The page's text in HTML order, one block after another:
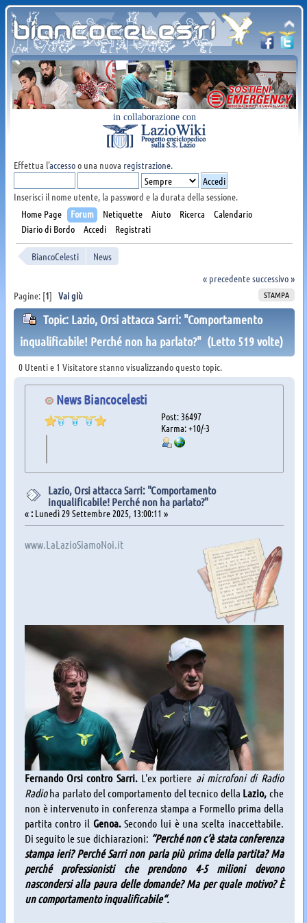
in collaborazione con
Effettua l'accessoo una nuova registrazione.
Inserisci il nome utente, la password e la durata della sessione.
Home Page
Forum Netiquette Aiuto Ricerca
Calendario
Diario di Bordo
Accedi Registrati
BiancoCelesti
News
« precedentesuccessivo »
STAMPA
Pagine: [1] Vai giù
Topic: Lazio, Orsi attacca Sarri: "Comportamento
inqualificabile! Perché non ha parlato?" (Letto 519 volte)
0 Utenti e 1 Visitatore stanno visualizzando questo topic.
News Biancocelesti
Post: 36497
Karma: +10/-3
Lazio, Orsi attacca Sarri: "Comportamento
inqualificabile! Perché non ha parlato?"
«:Lunedì 29 Settembre 2025, 13:00:11 »
www.LaLazioSiamoNoi.it
Fernando Orsi contro Sarri. L'ex portiere ai microfoni di Radio
Radioha parlato del comportamento del tecnico della Lazio, che
non è intervenuto in conferenza stampa a Formello prima della
partita contro il Genoa.Secondo lui è una scelta inaccettabile.
Di seguito le sue dichiarazioni: “Perché non c’è stata conferenza
stampa ieri? Perché Sarri non parla più prima della partita? Ma
perché professionisti che prendono 4-5 milioni devono
nascondersi alla paura delle domande? Ma per quale motivo? È
un comportamento inqualificabile“.